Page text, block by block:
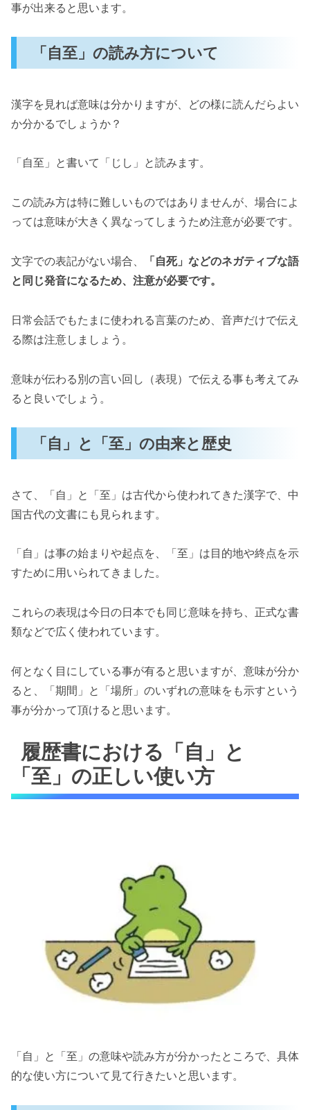
事が出来ると思います。
「自至」の読み方について
漢字を見れば意味は分かりますが、どの様に読んだらよい
か分かるでしょうか？
「自至」と書いて「じし」と読みます。
この読み方は特に難しいものではありませんが、場合によ
っては意味が大きく異なってしまうため注意が必要です。
文字での表記がない場合、
「自死」などのネガティブな語
と同じ発音になるため、注意が必要です。
日常会話でもたまに使われる言葉のため、音声だけで伝え
る際は注意しましょう。
意味が伝わる別の言い回し（表現）で伝える事も考えてみ
ると良いでしょう。
「自」と「至」の由来と歴史
さて、「自」と「至」は古代から使われてきた漢字で、中
国古代の文書にも見られます。
「自」は事の始まりや起点を、「至」は目的地や終点を示
すために用いられてきました。
これらの表現は今日の日本でも同じ意味を持ち、正式な書
類などで広く使われています。
何となく目にしている事が有ると思いますが、意味が分か
ると、「期間」と「場所」のいずれの意味をも示すという
事が分かって頂けると思います。
履歴書における「自」と
「至」の正しい使い方
「自」と「至」の意味や読み方が分かったところで、具体
的な使い方について見て行きたいと思います。